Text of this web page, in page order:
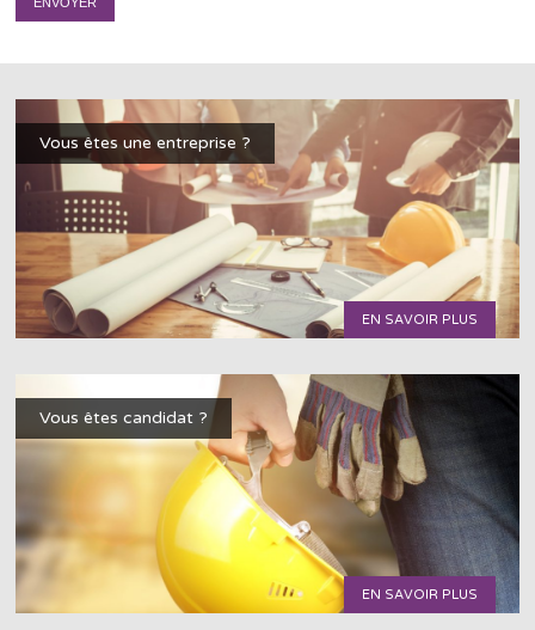
Vous êtes une entreprise ?
EN SAVOIR PLUS
Vous êtes candidat ?
EN SAVOIR PLUS